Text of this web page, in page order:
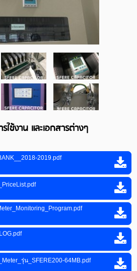
ช้งาน และเอกสารต่างๆ
2019.pdf
รุ่น_SFERE200-64MB.pdf